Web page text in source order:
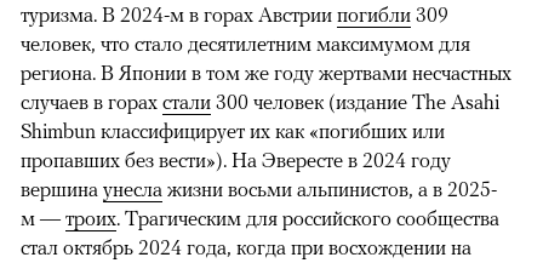
туризма. В 2024-м в горах Австрии погибли 309
человек, что стало десятилетним максимумом для
региона. В Японии в том же году жертвами несчастных
случаев в горах стали 300 человек (издание The Asahi
Shimbun классифицирует их как «погибших или
пропавших без вести»). На Эвересте в 2024 году
вершина унесла жизни восьми альпинистов, а в 2025-
м — троих. Трагическим для российского сообщества
стал октябрь 2024 года, когда при восхождении на